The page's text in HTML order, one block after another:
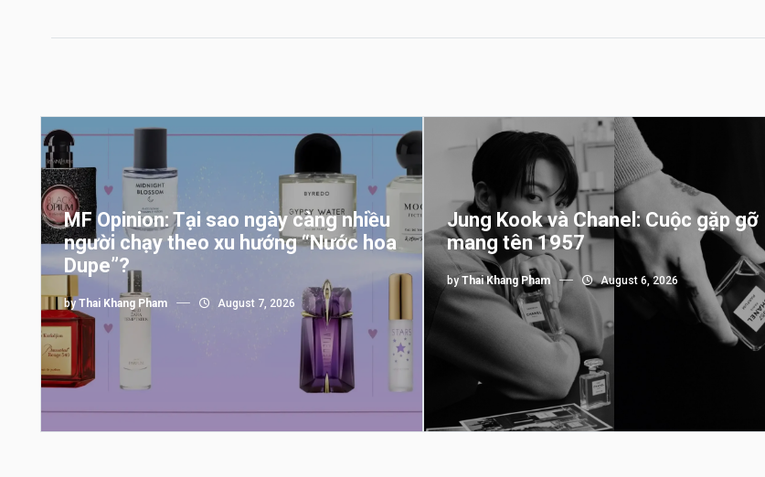
MF Opinion: Tại sao ngày càng nhiều
người chạy theo xu hướng “Nước hoa
Dupe”?
by Thai Khang Pham August 7, 2026
Jung Kook và Chanel: Cuộc gặp gỡ
mang tên 1957
by Thai Khang Pham August 6, 2026